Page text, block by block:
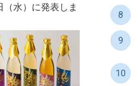
水）に発表しま